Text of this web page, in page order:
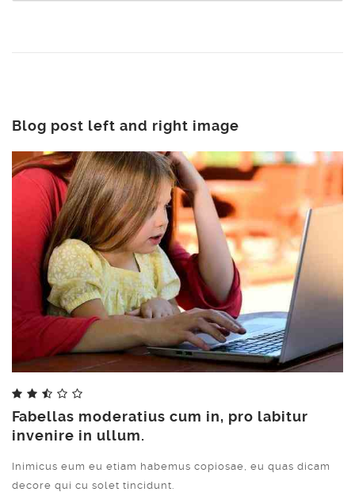
Blog post left and right image
Share
Fabellas moderatius cum in, pro labitur
invenire in ullum.
Inimicus eum eu etiam habemus copiosae, eu quas dicam
decore qui cu solet tincidunt.